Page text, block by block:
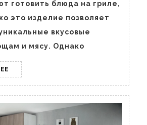
готовить блюда на гриле,
это изделие позволяет
вкусовые
и мясу. Однако
ЧИТАТЬ
ДАЛЕЕ